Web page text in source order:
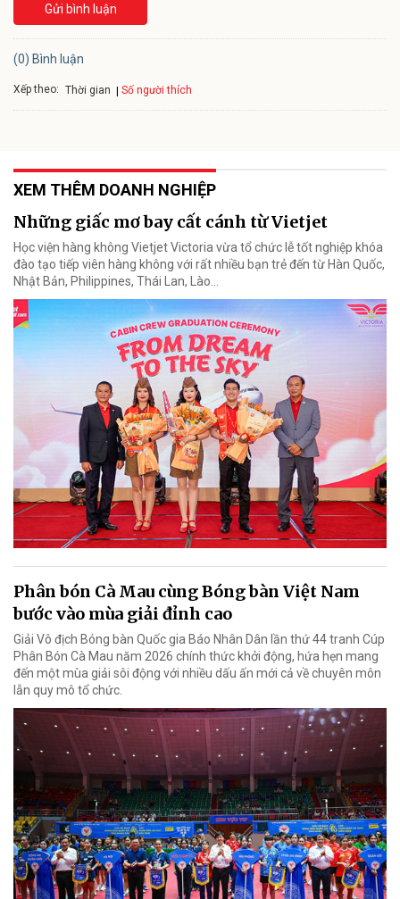
Gửi bình luận
(0) Bình luận
Xếp theo: Thời gian Số người thích
XEM THÊM DOANH NGHIỆP
Những giấc mơ bay cất cánh từ Vietjet
Học viện hàng không Vietjet Victoria vừa tổ chức lễ tốt nghiệp khóa
đào tạo tiếp viên hàng không với rất nhiều bạn trẻ đến từ Hàn Quốc,
Nhật Bản, Philippines, Thái Lan, Lào…
Phân bón Cà Mau cùng Bóng bàn Việt Nam
bước vào mùa giải đỉnh cao
Giải Vô địch Bóng bàn Quốc gia Báo Nhân Dân lần thứ 44 tranh Cúp
Phân Bón Cà Mau năm 2026 chính thức khởi động, hứa hẹn mang
đến một mùa giải sôi động với nhiều dấu ấn mới cả về chuyên môn
lẫn quy mô tổ chức.